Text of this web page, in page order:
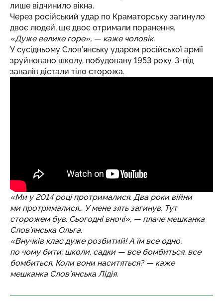
лише відчинило вікна.
Через російський удар по Краматорську загинуло
двоє людей, ще двоє отримали поранення.
«Дуже велике горе», — каже чоловік.
У сусідньому Слов’янську ударом російської армії
зруйновано школу, побудовану 1953 року. З-під
завалів дістали тіло сторожа.
«Ми у 2014 році протрималися. Два роки війни
ми протрималися… У мене зять загинув. Тут
сторожем був. Сьогодні вночі», — плаче мешканка
Слов’янська Ольга.
«Внучків клас дуже розбитий! А їм все одно,
по чому бити: школи, садки — все бомбиться, все
бомбиться. Коли вони наситяться? — каже
мешканка Слов’янська Лідія.